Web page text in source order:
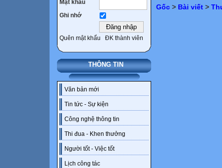
Mật khẩu
Ghi nhớ
Quên mật khẩu ĐK thành viên
THÔNG TIN
Văn bản mới
Tin tức - Sự kiện
Công nghệ thông tin
Thi đua - Khen thưởng
Người tốt - Việc tốt
Lịch công tác
Gốc > Bài viết >